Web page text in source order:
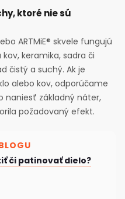
ktoré nie sú
ARTMiE® skvele fungujú
keramika, sadra či
čistý a suchý. Ak je
alebo kov, odporúčame
naniesť základný náter,
požadovaný efekt.
či patinovať dielo?